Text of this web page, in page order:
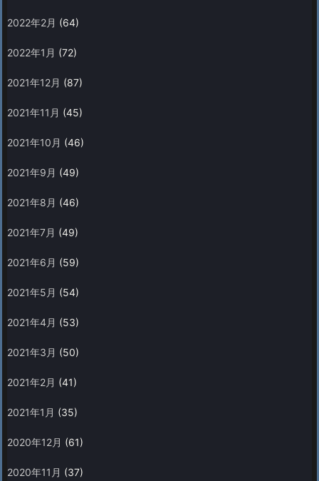
2022年2月 (64)
2022年1月 (72)
2021年12月 (87)
2021年11月 (45)
2021年10月 (46)
2021年9月 (49)
2021年8月 (46)
2021年7月 (49)
2021年6月 (59)
2021年5月 (54)
2021年4月 (53)
2021年3月 (50)
2021年2月 (41)
2021年1月 (35)
2020年12月 (61)
2020年11月 (37)